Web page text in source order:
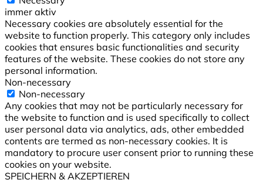
immer aktiv
Necessary cookies are absolutely essential for the
website to function properly. This category only includes
cookies that ensures basic functionalities and security
features of the website. These cookies do not store any
personal information.
Non-necessary
Non-necessary
Any cookies that may not be particularly necessary for
the website to function and is used specifically to collect
user personal data via analytics, ads, other embedded
contents are termed as non-necessary cookies. It is
mandatory to procure user consent prior to running these
cookies on your website.
SPEICHERN & AKZEPTIEREN